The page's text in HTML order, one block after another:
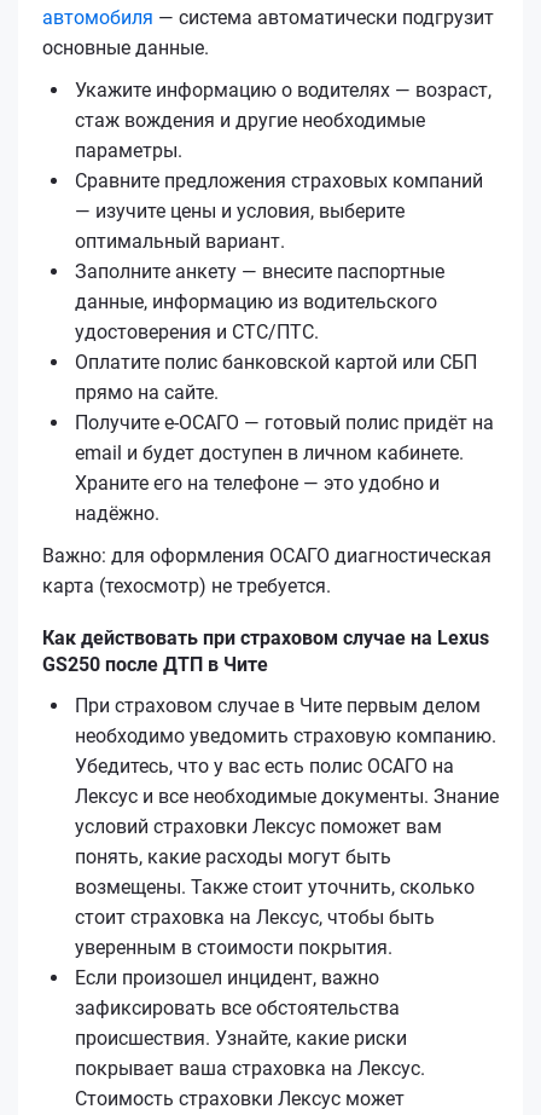
автомобиля — система автоматически подгрузит
основные данные.
Укажите информацию о водителях — возраст,
стаж вождения и другие необходимые
параметры.
Сравните предложения страховых компаний
— изучите цены и условия, выберите
оптимальный вариант.
Заполните анкету — внесите паспортные
данные, информацию из водительского
удостоверения и СТС/ПТС.
Оплатите полис банковской картой или СБП
прямо на сайте.
Получите е‑ОСАГО — готовый полис придёт на
email и будет доступен в личном кабинете.
Храните его на телефоне — это удобно и
надёжно.
Важно: для оформления ОСАГО диагностическая
карта (техосмотр) не требуется.
Как действовать при страховом случае на Lexus
GS250 после ДТП в Чите
При страховом случае в Чите первым делом
необходимо уведомить страховую компанию.
Убедитесь, что у вас есть полис ОСАГО на
Лексус и все необходимые документы. Знание
условий страховки Лексус поможет вам
понять, какие расходы могут быть
возмещены. Также стоит уточнить, сколько
стоит страховка на Лексус, чтобы быть
уверенным в стоимости покрытия.
Если произошел инцидент, важно
зафиксировать все обстоятельства
происшествия. Узнайте, какие риски
покрывает ваша страховка на Лексус.
Стоимость страховки Лексус может